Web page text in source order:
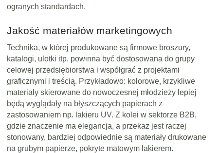
ogranych standardach.
Jakość materiałów marketingowych
Technika, w której produkowane są firmowe broszury,
katalogi, ulotki itp. powinna być dostosowana do grupy
celowej przedsiębiorstwa i współgrać z projektami
graficznymi i treścią. Przykładowo: kolorowe, krzykliwe
materiały skierowane do nowoczesnej młodzieży lepiej
będą wyglądały na błyszczących papierach z
zastosowaniem np. lakieru UV. Z kolei w sektorze B2B,
gdzie znaczenie ma elegancja, a przekaz jest raczej
stonowany, bardziej odpowiednie są materiały drukowane
na grubym papierze, pokryte matowym lakierem.